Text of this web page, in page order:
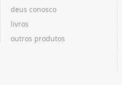
deus conosco
livros
outros produtos